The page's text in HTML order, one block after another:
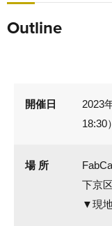
Outline
開催日
2023
18:30）
場 所
下京
▼現